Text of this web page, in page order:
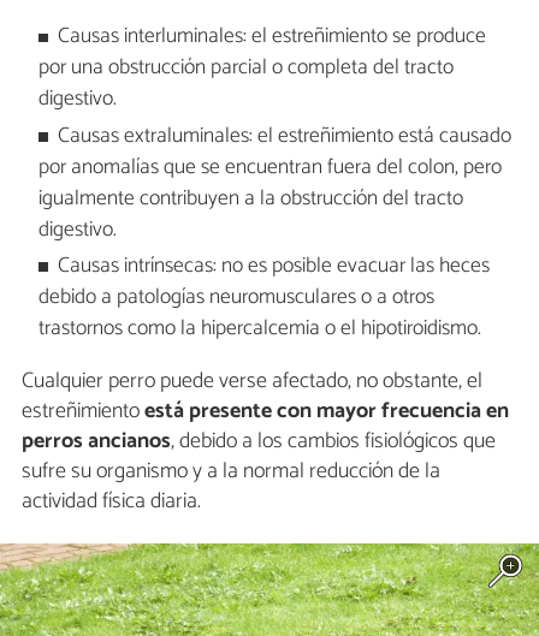
Causas interluminales: el estreñimiento se produce
por una obstrucción parcial o completa del tracto
digestivo.
Causas extraluminales: el estreñimiento está causado
por anomalías que se encuentran fuera del colon, pero
igualmente contribuyen a la obstrucción del tracto
digestivo.
Causas intrínsecas: no es posible evacuar las heces
debido a patologías neuromusculares o a otros
trastornos como la hipercalcemia o el hipotiroidismo.
Cualquier perro puede verse afectado, no obstante, el
estreñimientoestá presente con mayor frecuencia en
perros ancianos, debido a los cambios fisiológicos que
sufre su organismo y a la normal reducción de la
actividad física diaria.